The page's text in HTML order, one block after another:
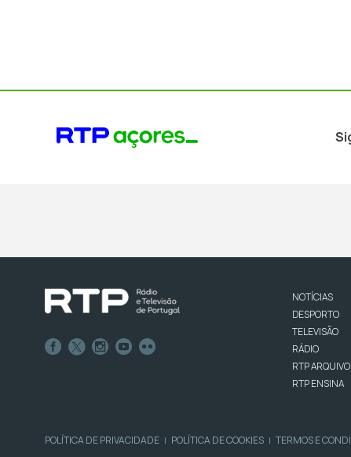
NOTÍCIAS
DESPORTO
TELEVISÃO
RÁDIO
RTP
RTP ENSINA
POLÍTICA DE PRIVACIDADE | POLÍTICA DE COOKIES | TERMOS E